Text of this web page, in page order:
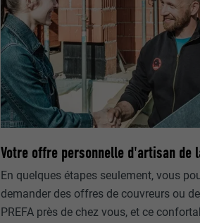
Votre offre personnelle d'artisan de
En quelques étapes seulement, vous
demander des offres de couvreurs ou
PREFA près de chez vous, et ce
le
l'outil
des
être affichés
être activé